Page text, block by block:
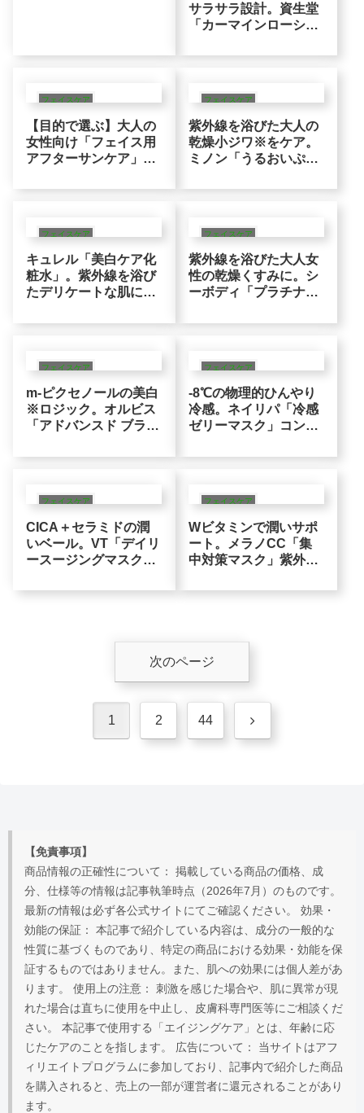
サラサラ設計。資生堂
「カーマインローショ
人の肌へのアフターケ
フェイスケア
【目的で選ぶ】大人の
女性向け「フェイス用
アフターサンケア」お
マスク・整肌などアプ
フェイスケア
紫外線を浴びた大人の
乾燥小ジワ※をケア。
ミノン「うるおいぷる
ク」アミノ酸の潤いベ
フェイスケア
キュレル「美白ケア化
粧水」。紫外線を浴び
たデリケートな肌に寄
肌ロジック
フェイスケア
紫外線を浴びた大人女
性の乾燥くすみに。シ
ーボディ「プラチナVC
VC200の潤いによる整
フェイスケア
m-ピクセノールの美白
※ロジック。オルビス
「アドバンスド ブライ
だわり浸透設計（角質
フェイスケア
-8℃の物理的ひんやり
冷感。ネイリパ「冷感
ゼリーマスク」コンデ
種から選ぶ大人のアフ
フェイスケア
CICA＋セラミドの潤
いベール。VT「デイリ
ースージングマスク
人の肌に寄り添う整肌
フェイスケア
Wビタミンで潤いサポ
ート。メラノCC「集
中対策マスク」紫外線
な整肌習慣
次のページ
1 2 44 次
【免責事項】
商品情報の正確性について： 掲載している商品の価格、成
分、仕様等の情報は記事執筆時点（2026年7月）のものです。
最新の情報は必ず各公式サイトにてご確認ください。 効果・
効能の保証： 本記事で紹介している内容は、成分の一般的な
性質に基づくものであり、特定の商品における効果・効能を保
証するものではありません。また、肌への効果には個人差があ
ります。 使用上の注意： 刺激を感じた場合や、肌に異常が現
れた場合は直ちに使用を中止し、皮膚科専門医等にご相談くだ
さい。 本記事で使用する「エイジングケア」とは、年齢に応
じたケアのことを指します。 広告について： 当サイトはアフ
ィリエイトプログラムに参加しており、記事内で紹介した商品
を購入されると、売上の一部が運営者に還元されることがあり
ます。